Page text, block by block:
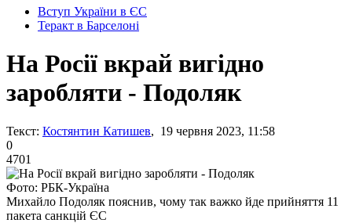
Вступ України в ЄС
Теракт в Барселоні
На Росії вкрай вигідно
заробляти - Подоляк
Текст: Костянтин Катишев, 19 червня 2023, 11:58
0
4701
Фото: РБК-Україна
Михайло Подоляк пояснив, чому так важко йде прийняття 11
пакета санкцій ЄС